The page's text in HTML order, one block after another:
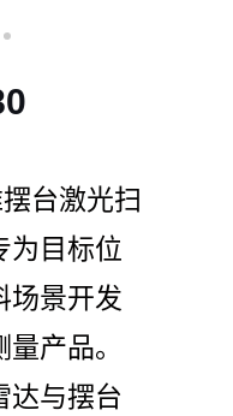
台激光扫
为目标位
场景开发
产品。
达与摆台